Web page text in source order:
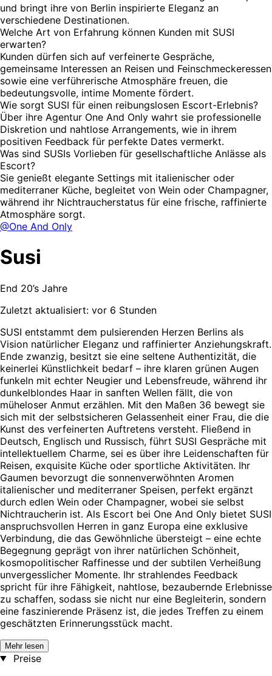
und bringt ihre von Berlin inspirierte Eleganz an
verschiedene Destinationen.
Welche Art von Erfahrung können Kunden mit SUSI
erwarten?
Kunden dürfen sich auf verfeinerte Gespräche,
gemeinsame Interessen an Reisen und Feinschmeckeressen
sowie eine verführerische Atmosphäre freuen, die
bedeutungsvolle, intime Momente fördert.
Wie sorgt SUSI für einen reibungslosen Escort-Erlebnis?
Über ihre Agentur One And Only wahrt sie professionelle
Diskretion und nahtlose Arrangements, wie in ihrem
positiven Feedback für perfekte Dates vermerkt.
Was sind SUSIs Vorlieben für gesellschaftliche Anlässe als
Escort?
Sie genießt elegante Settings mit italienischer oder
mediterraner Küche, begleitet von Wein oder Champagner,
während ihr Nichtraucherstatus für eine frische, raffinierte
Atmosphäre sorgt.
@One And Only
Susi
End 20’s Jahre
Zuletzt aktualisiert: vor 6 Stunden
SUSI entstammt dem pulsierenden Herzen Berlins als
Vision natürlicher Eleganz und raffinierter Anziehungskraft.
Ende zwanzig, besitzt sie eine seltene Authentizität, die
keinerlei Künstlichkeit bedarf – ihre klaren grünen Augen
funkeln mit echter Neugier und Lebensfreude, während ihr
dunkelblondes Haar in sanften Wellen fällt, die von
müheloser Anmut erzählen. Mit den Maßen 36 bewegt sie
sich mit der selbstsicheren Gelassenheit einer Frau, die die
Kunst des verfeinerten Auftretens versteht. Fließend in
Deutsch, Englisch und Russisch, führt SUSI Gespräche mit
intellektuellem Charme, sei es über ihre Leidenschaften für
Reisen, exquisite Küche oder sportliche Aktivitäten. Ihr
Gaumen bevorzugt die sonnenverwöhnten Aromen
italienischer und mediterraner Speisen, perfekt ergänzt
durch edlen Wein oder Champagner, wobei sie selbst
Nichtraucherin ist. Als Escort bei One And Only bietet SUSI
anspruchsvollen Herren in ganz Europa eine exklusive
Verbindung, die das Gewöhnliche übersteigt – eine echte
Begegnung geprägt von ihrer natürlichen Schönheit,
kosmopolitischer Raffinesse und der subtilen Verheißung
unvergesslicher Momente. Ihr strahlendes Feedback
spricht für ihre Fähigkeit, nahtlose, bezaubernde Erlebnisse
zu schaffen, sodass sie nicht nur eine Begleiterin, sondern
eine faszinierende Präsenz ist, die jedes Treffen zu einem
geschätzten Erinnerungsstück macht.
Mehr lesen
Preise